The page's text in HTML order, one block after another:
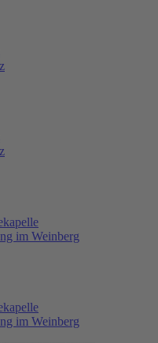
im Weinberg
im Weinberg